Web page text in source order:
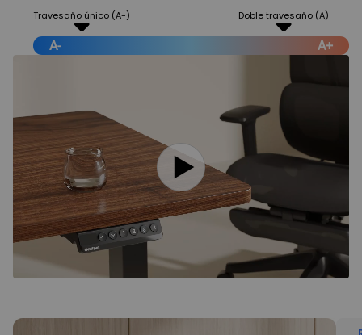
Travesaño único (A-) Doble travesaño (A)
A- A+